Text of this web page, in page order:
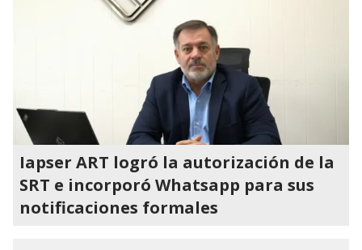
Iapser ART logró la autorización de la
SRT e incorporó Whatsapp para sus
notificaciones formales